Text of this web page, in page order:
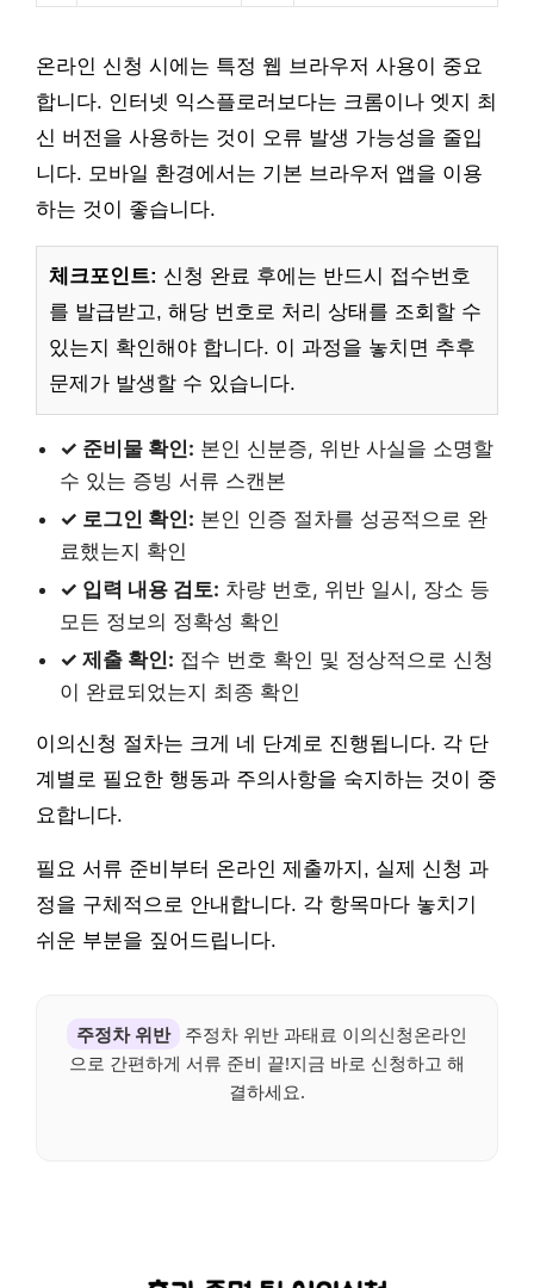
온라인 신청 시에는 특정 웹 브라우저 사용이 중요
합니다. 인터넷 익스플로러보다는 크롬이나 엣지 최
신 버전을 사용하는 것이 오류 발생 가능성을 줄입
니다. 모바일 환경에서는 기본 브라우저 앱을 이용
하는 것이 좋습니다.
체크포인트: 신청 완료 후에는 반드시 접수번호
를 발급받고, 해당 번호로 처리 상태를 조회할 수
있는지 확인해야 합니다. 이 과정을 놓치면 추후
문제가 발생할 수 있습니다.
✓ 준비물 확인: 본인 신분증, 위반 사실을 소명할
수 있는 증빙 서류 스캔본
✓ 로그인 확인: 본인 인증 절차를 성공적으로 완
료했는지 확인
✓ 입력 내용 검토: 차량 번호, 위반 일시, 장소 등
모든 정보의 정확성 확인
✓ 제출 확인: 접수 번호 확인 및 정상적으로 신청
이 완료되었는지 최종 확인
이의신청 절차는 크게 네 단계로 진행됩니다. 각 단
계별로 필요한 행동과 주의사항을 숙지하는 것이 중
요합니다.
필요 서류 준비부터 온라인 제출까지, 실제 신청 과
정을 구체적으로 안내합니다. 각 항목마다 놓치기
쉬운 부분을 짚어드립니다.
주정차 위반
주정차 위반 과태료 이의신청온라인
으로 간편하게 서류 준비 끝!지금 바로 신청하고 해
결하세요.